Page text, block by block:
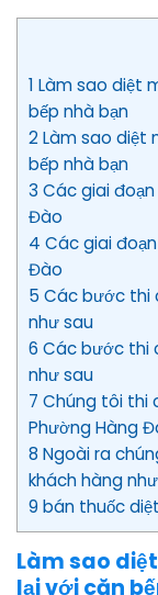
1 Làm sao diệt
bếp nhà bạn
2 Làm sao diệt
bếp nhà bạn
3 Các giai
Đào
4 Các giai
Đào
5 Các bước thi
như sau
6 Các bước thi
như sau
7 Chúng tôi thi
Phường Hàng
8 Ngoài ra
khách hàng
9 bán thuốc
Làm sao
lại với căn